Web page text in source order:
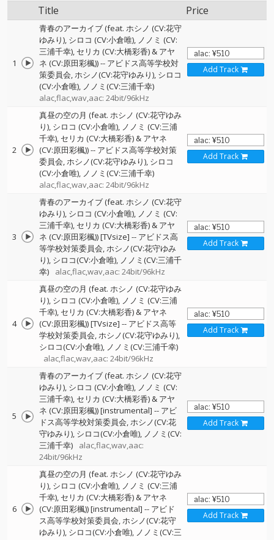
Title Price
1
青春のアーカイブ (feat. ホシノ (CV:花守
ゆみり), シロコ (CV:小倉唯), ノノミ (CV:
三浦千幸), セリカ (CV:大橋彩香) & アヤ
ネ (CV:原田彩楓))-- アビドス高等学校対
策委員会 ホシノ(CV:花守ゆみり) シロコ
(CV:小倉唯) ノノミ(CV:三浦千幸)
alac,flac,wav,aac: 24bit/96kHz
Add Track
2
真昼の空の月 (feat. ホシノ (CV:花守ゆみ
り), シロコ (CV:小倉唯), ノノミ (CV:三浦
千幸), セリカ (CV:大橋彩香) & アヤネ
(CV:原田彩楓))-- アビドス高等学校対策
委員会 ホシノ(CV:花守ゆみり) シロコ
(CV:小倉唯) ノノミ(CV:三浦千幸)
alac,flac,wav,aac: 24bit/96kHz
Add Track
3
青春のアーカイブ (feat. ホシノ (CV:花守
ゆみり), シロコ (CV:小倉唯), ノノミ (CV:
三浦千幸), セリカ (CV:大橋彩香) & アヤ
ネ (CV:原田彩楓)) [TVsize] -- アビドス高
等学校対策委員会 ホシノ(CV:花守ゆみ
り) シロコ(CV:小倉唯) ノノミ(CV:三浦千
幸)
alac,flac,wav,aac: 24bit/96kHz
Add Track
4
真昼の空の月 (feat. ホシノ (CV:花守ゆみ
り), シロコ (CV:小倉唯), ノノミ (CV:三浦
千幸), セリカ (CV:大橋彩香) & アヤネ
(CV:原田彩楓)) [TVsize] -- アビドス高等
学校対策委員会 ホシノ(CV:花守ゆみり)
シロコ(CV:小倉唯) ノノミ(CV:三浦千幸)
alac,flac,wav,aac: 24bit/96kHz
Add Track
5
青春のアーカイブ (feat. ホシノ (CV:花守
ゆみり), シロコ (CV:小倉唯), ノノミ (CV:
三浦千幸), セリカ (CV:大橋彩香) & アヤ
ネ (CV:原田彩楓)) [instrumental] -- アビ
ドス高等学校対策委員会 ホシノ(CV:花
守ゆみり) シロコ(CV:小倉唯) ノノミ(CV:
三浦千幸)
alac,flac,wav,aac:
24bit/96kHz
Add Track
6
真昼の空の月 (feat. ホシノ (CV:花守ゆみ
り), シロコ (CV:小倉唯), ノノミ (CV:三浦
千幸), セリカ (CV:大橋彩香) & アヤネ
(CV:原田彩楓)) [instrumental] -- アビド
ス高等学校対策委員会 ホシノ(CV:花守
ゆみり) シロコ(CV:小倉唯) ノノミ(CV:三
Add Track